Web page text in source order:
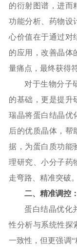
的衍射图谱，进而
功能分析、药物设
心价值在于通过对
的应用，改善晶体
量痛点，最终获得
对于生物分子
的基础，更是提升
瑞晶将蛋白结晶优
后的优质晶体，帮
据，为蛋白质功能
理研究、小分子药
走弯路、精准突破。
二、精准调控
蛋白结晶优化
性分析与系统性探
一致性，但更强调